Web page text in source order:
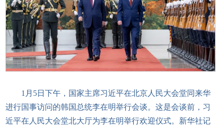
1月5日下午，国家主席习近平在北京人民大会堂同来华
进行国事访问的韩国总统李在明举行会谈。这是会谈前，习
近平在人民大会堂北大厅为李在明举行欢迎仪式。新华社记